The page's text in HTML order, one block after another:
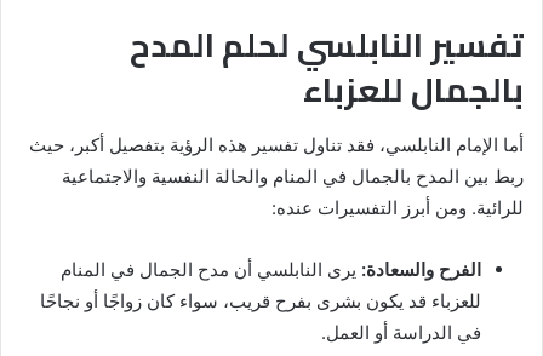
تفسير النابلسي لحلم المدح
بالجمال للعزباء
أما الإمام النابلسي، فقد تناول تفسير هذه الرؤية بتفصيل أكبر، حيث
ربط بين المدح بالجمال في المنام والحالة النفسية والاجتماعية
للرائية. ومن أبرز التفسيرات عنده:
الفرح والسعادة: يرى النابلسي أن مدح الجمال في المنام
للعزباء قد يكون بشرى بفرح قريب، سواء كان زواجًا أو نجاحًا
في الدراسة أو العمل.